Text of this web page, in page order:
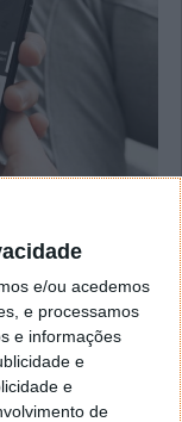
e/ou acedemos
e processamos
e informações
e
e
de
Firefox e